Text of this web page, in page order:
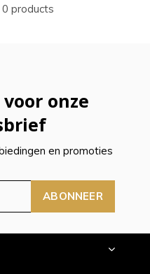
products
onze
en promoties
ABONNEER